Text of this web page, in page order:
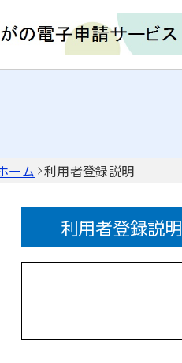
ーム 利用者登録説明
利用者登録説明